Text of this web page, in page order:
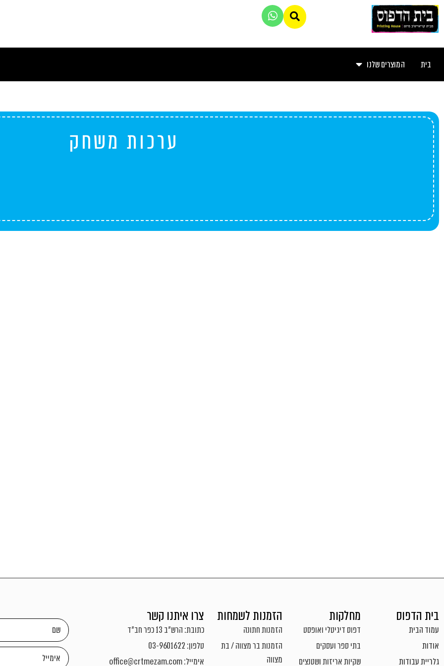
בית המוצרים שלנו
ערכות משחק
בית הדפוס
עמוד הבית
אודות
גלריית עבודות
מחלקות
דפוס דיגיטלי ואופסט
בתי ספר ועסקים
שקיות אריזות ושטנצים
הזמנות לשמחות
הזמנות חתונה
הזמנות בר מצווה / בת
מצווה
צרו איתנו קשר
כתובת: הרש"ב 13 כפר חב"ד
טלפון: 03-9601622
אימייל: office@crtmezam.com